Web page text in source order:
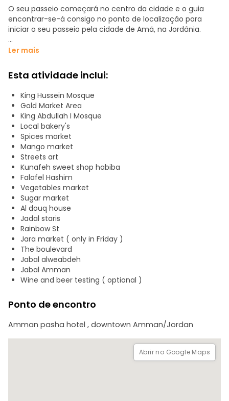
O seu passeio começará no centro da cidade e o guia
encontrar-se-á consigo no ponto de localização para
iniciar o seu passeio pela cidade de Amã, na Jordânia.
Comece o seu passeio pela cidade de Amã caminhando
mercados, experimente a comida local, bebidas locais,
sobremesas por quase 2 horas, depois caminhe até a
Rainbow St.
E volte para o centro da cidade pela parte de trás,
apreciando as artes das ruas e as antigas escadas da
cidade!
Apanhe o carro no centro da cidade e vá até à mesquita
do rei Abdullah, que foi concluída em 1989 como um
memorial do falecido rei Hussein ao seu avô. A maior
mesquita de cúpula azul pode albergar até 7000 fiéis no
seu interior.
a seguir, a visita ao Museu Arqueológico e ao Darat al
Fnoun, que tem por objectivo proporcionar uma
plataforma para as artes visuais do mundo árabe.
Veja e experimente as diferenças entre o oeste e o leste e
o centro de Amã.
Ler mais
Esta atividade inclui:
King Hussein Mosque
Gold Market Area
King Abdullah I Mosque
Local bakery's
Spices market
Mango market
Streets art
Kunafeh sweet shop habiba
Falafel Hashim
Vegetables market
Sugar market
Al douq house
Jadal staris
Rainbow St
Jara market ( only in Friday )
The boulevard
Jabal alweabdeh
Jabal Amman
Wine and beer testing ( optional )
Ponto de encontro
Amman pasha hotel , downtown Amman/Jordan
Abrir no Google Maps